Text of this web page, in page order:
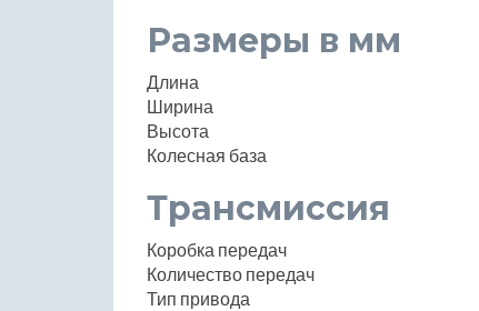
Размеры в мм
Длина
Ширина
Высота
Колесная база
Трансмиссия
Коробка передач
Количество передач
Тип привода